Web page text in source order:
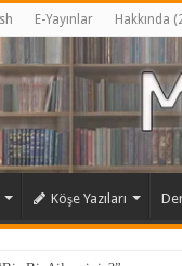
E-Yayınlar Hakkında
Köşe Yazıları